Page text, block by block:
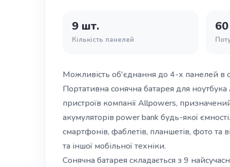
9 шт.
Кількість панелей
Можливість об'єднання до 4-х панелей в
Портативна сонячна батарея для
пристроїв компанії Allpowers,
акумуляторів power bank будь-якої
смартфонів, фаблетів, планшетів, фото та
та іншої мобільної техніки.
Сонячна батарея складається з 9